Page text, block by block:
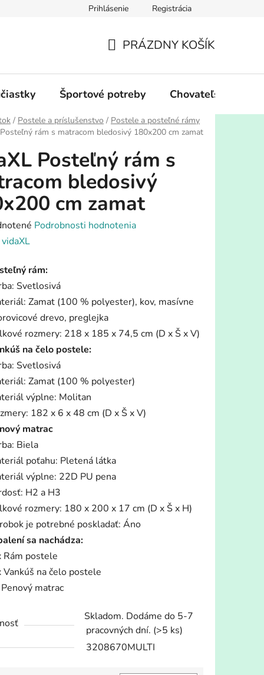
Prihlásenie Registrácia
KOŠÍK
PRÁZDNY KOŠÍK
Športové potreby Chovateľské
/ Postele a príslušenstvo / Postele a posteľné rámy
rám s matracom bledosivý 180x200 cm zamat
Posteľný rám s
bledosivý
cm zamat
Podrobnosti hodnotenia
vidaXL
rám:
Svetlosivá
Zamat (100 % polyester), kov, masívne
drevo, preglejka
rozmery: 218 x 185 x 74,5 cm (D x Š x V)
na čelo postele:
Svetlosivá
Zamat (100 % polyester)
výplne: Molitan
182 x 6 x 48 cm (D x Š x V)
matrac
Biela
poťahu: Pletená látka
výplne: 22D PU pena
H2 a H3
rozmery: 180 x 200 x 17 cm (D x Š x H)
je potrebné poskladať: Áno
sa nachádza:
Rám postele
Vankúš na čelo postele
matrac
Skladom. Dodáme do 5-7
pracovných dní. (>5 ks)
3208670MULTI